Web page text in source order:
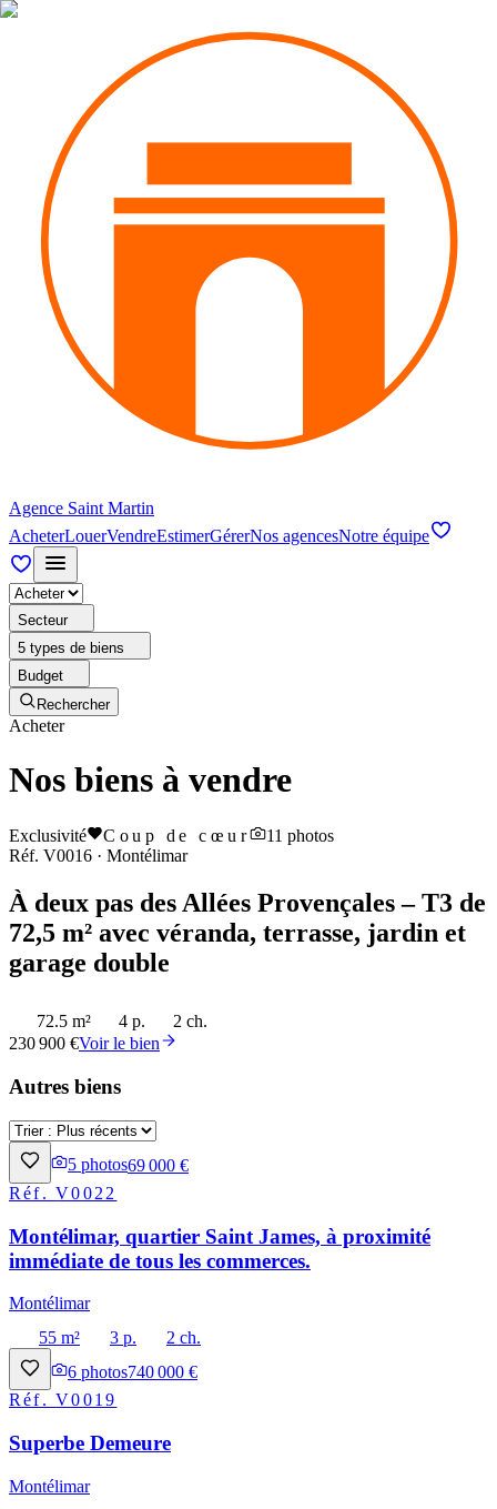
Agence Saint Martin
AcheterLouerVendreEstimerGérerNos agencesNotre équipe
Secteur
5 types de biens
Budget
Rechercher
Acheter
Nos biens à vendre
Exclusivité Coup de cœur 11 photos
Réf. V0016 · Montélimar
À deux pas des Allées Provençales – T3 de
72,5 m² avec véranda, terrasse, jardin et
garage double
72.5 m² 4 p.
2 ch.
230 900 €Voir le bien
Autres biens
5 photos69 000 €
Réf.V0022
Montélimar, quartier Saint James, à proximité
immédiate de tous les commerces.
Montélimar
55 m²
3 p.
2 ch.
6 photos740 000 €
Réf.V0019
Superbe Demeure
Montélimar